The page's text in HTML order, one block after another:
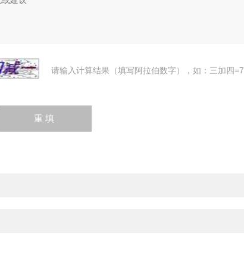
请输入计算结果（填写阿拉伯数字），如：三加四=7